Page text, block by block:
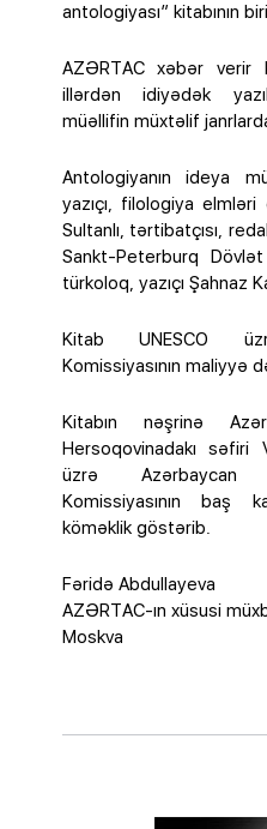
antologiyası” kitabının
AZƏRTAC xəbər verir
illərdən idiyədək
müəllifin müxtəlif
Antologiyanın ideya
yazıçı, filologiya
Sultanlı, tərtibatçısı,
Sankt-Peterburq
türkoloq, yazıçı Şahnaz
Kitab UNESCO
Komissiyasının maliyyə
Kitabın nəşrinə
Hersoqovinadakı səfiri
üzrə Azərbaycan
Komissiyasının baş
köməklik göstərib.
Fəridə Abdullayeva
AZƏRTAC-ın xüsusi
Moskva